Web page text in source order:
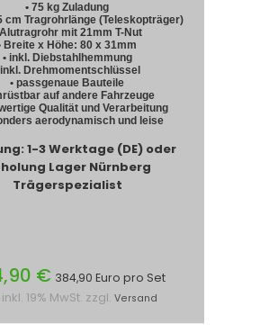
• 75 kg Zuladung
cm Tragrohrlänge (Teleskopträger)
Alutragrohr mit 21mm T-Nut
Breite x Höhe: 80 x 31mm
• inkl. Diebstahlhemmung
inkl. Drehmomentschlüssel
• passgenaue Bauteile
auf andere Fahrzeuge
Qualität und Verarbeitung
aerodynamisch und leise
1-3 Werktage (DE) oder
Lager Nürnberg
Trägerspezialist
€ 384,90 Euro pro Set
19% MwSt. zzgl. Versand